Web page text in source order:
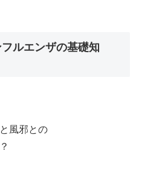
フルエンザの基礎知
風邪との